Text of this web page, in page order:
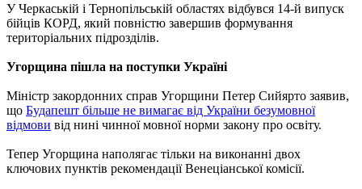
У Черкаській і Тернопільській областях відбувся 14-й випуск
бійців КОРД, який повністю завершив формування
територіальних підрозділів.
Угорщина пішла на поступки Україні
Міністр закордонних справ Угорщини Петер Сийярто заявив,
що Будапешт більше не вимагає від України безумовної
відмови від нині чинної мовної норми закону про освіту.
Тепер Угорщина наполягає тільки на виконанні двох
ключових пунктів рекомендації Венеціанської комісії.